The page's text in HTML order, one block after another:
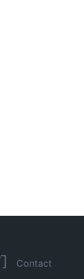
Contact